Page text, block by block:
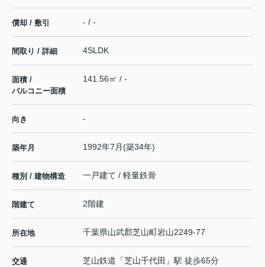
償却 / 敷引 - / -
間取り / 詳細 4SLDK
面積 /
バルコニー面積
141.56㎡ / -
向き -
築年月 1992年7月(築34年)
種別 / 建物構造 一戸建て / 軽量鉄骨
階建て 2階建
所在地 千葉県山武郡芝山町岩山2249-77
交通 芝山鉄道 「芝山千代田 」駅 徒歩65分